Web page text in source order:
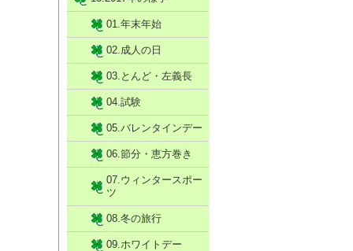
01.年末年始
02.成人の日
03.とんど・左義長
04.試験
05.バレンタインデー
06.節分・恵方巻き
07.ウィンタースポー
ツ
08.冬の旅行
09.ホワイトデー